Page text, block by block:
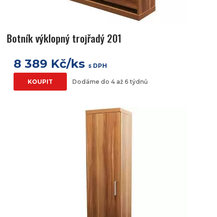
Botník výklopný trojřadý 201
8 389 Kč/ks s DPH
KOUPIT Dodáme do 4 až 6 týdnů